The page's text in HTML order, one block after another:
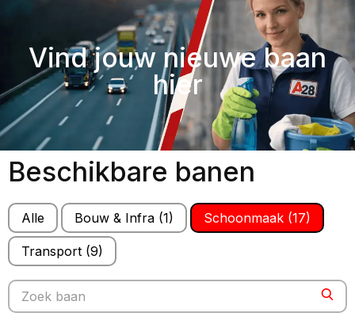
Vind jouw nieuwe baan
hier
Beschikbare banen
Alle Bouw & Infra (1) Schoonmaak (17)
Transport (9)
Search for jobs